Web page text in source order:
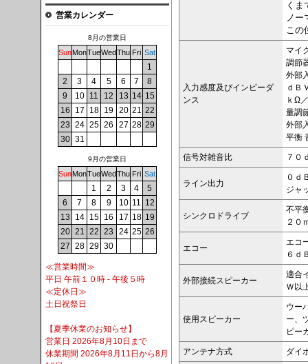
くま
ノー
この
入力感度及びインピーダ
ンス
マイ
調節
外部
ｄＢ
ｋΩ
量調
外部
平衡
信号対雑音比 ７０
ライン出力
０ｄ
ジャ
シンクロドライブ
不平
２０
エコー
エコ
６ｄ
外部接続スピーカー
適合
Ｗ以
使用スピーカー
ウー
ー、
ピー
アンテナ方式 ダイ
営業カレンダー
8月の営業日
SunMonTueWedThu Fri Sat
1
2
3 4 5 6 7
8
9
10 11 12 13 14 15
16
17 18 19 20 21 22
23 24 25 26 27 28 29
30 31
9月の営業日
SunMonTueWedThu Fri Sat
1 2 3 4
5
6
7 8 9 10 11 12
13
14 15 16 17 18 19
20 21 22 23 24 25 26
27 28 29 30
≪営業時間≫
平日 午前１０時 - 午後５時
≪定休日≫
土日祝祭日
【夏季休業のお知らせ】
営業日 2026年8月10日まで
休業期間 2026年8月11日から8月